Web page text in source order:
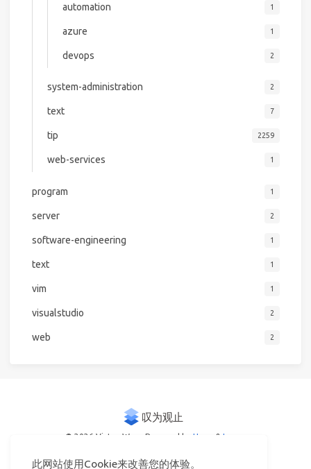
此网站使用Cookie来改善您的体验。
automation 1
azure 1
devops 2
system-administration 2
text 7
tip 2259
web-services 1
program 1
server 2
software-engineering 1
text 1
vim 1
visualstudio 2
web 2
© 2026 Victor Woo Powered by Hexo & Icarus